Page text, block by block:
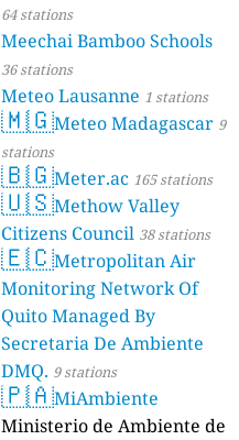
64 stations
Meechai Bamboo Schools
36 stations
Meteo Lausanne 1 stations
🇲🇬Meteo Madagascar 9
stations
🇧🇬Meter.ac 165 stations
🇺🇸Methow Valley
Citizens Council 38 stations
🇪🇨Metropolitan Air
Monitoring Network Of
Quito Managed By
Secretaria De Ambiente
DMQ. 9 stations
🇵🇦MiAmbiente
Ministerio de Ambiente de